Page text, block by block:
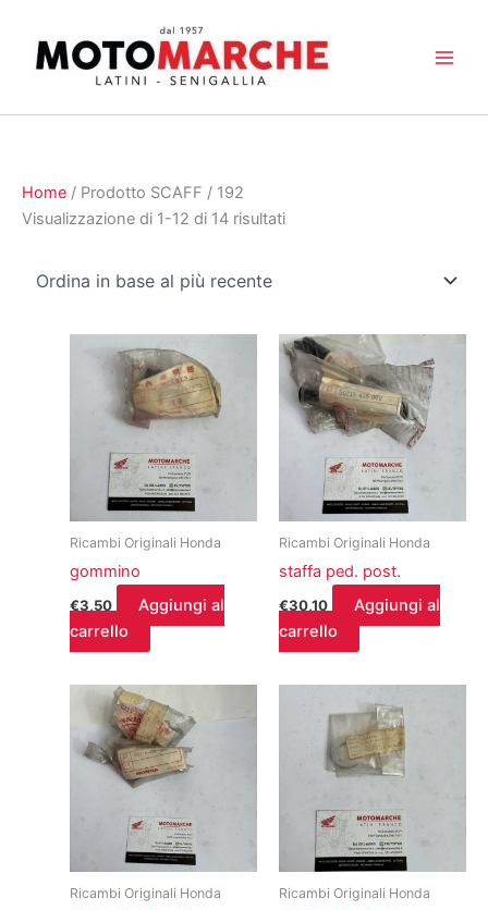
contenuto
Home / Prodotto SCAFF / 192
Visualizzazione di 1-12 di 14 risultatiOrdina
recente
Ricambi Originali Honda
gommino
€3,50
Aggiungi al
carrello
Ricambi Originali Honda
staffa ped. post.
€30,10
Aggiungi al
carrello
Ricambi Originali Honda Ricambi Originali Honda